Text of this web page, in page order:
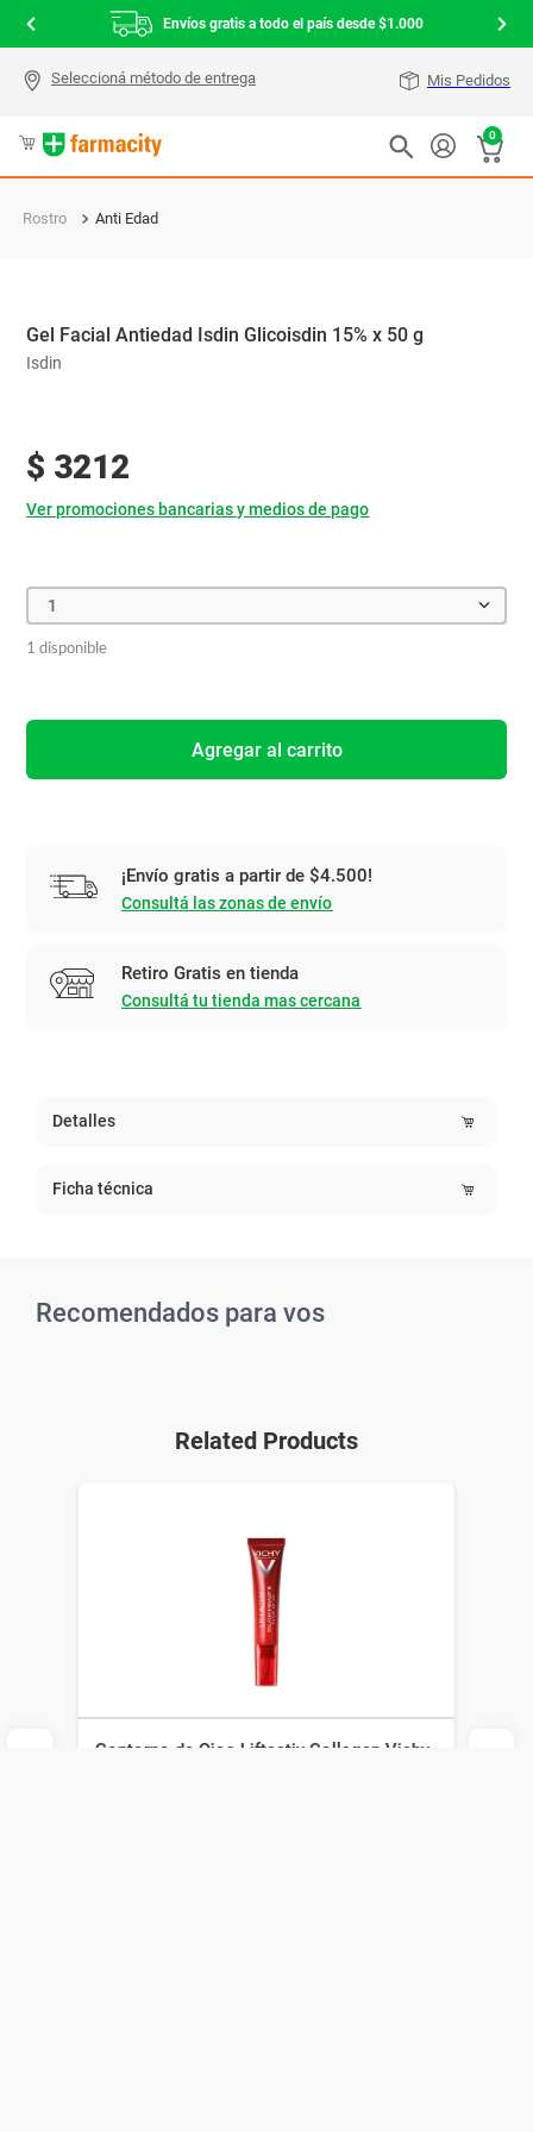
Envíos gratis a todo el país desde $1.000
Mis Pedidos
0
Rostro Anti Edad
Gel Facial Antiedad Isdin Glicoisdin 15% x 50 g
Isdin
$ 3212
Ver promociones bancarias y medios de pago
1
1 disponible
Agregar al carrito
¡Envío gratis a partir de $4.500!
Consultá las zonas de envío
Retiro Gratis en tienda
Consultá tu tienda mas cercana
Detalles
Ficha técnica
Recomendados para vos
Related Products
Contorno de Ojos Liftactiv Collagen Vichy